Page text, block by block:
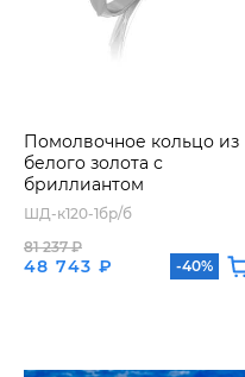
Помолвочное кольцо из
белого золота с
бриллиантом
ШД-к120-1бр/б
48 743 ₽
81 237 ₽
-40%